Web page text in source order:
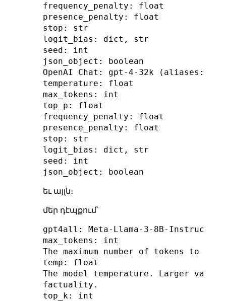
frequency_penalty: float
presence_penalty: float
stop: str
logit_bias: dict, str
seed: int
json_object: boolean
OpenAI Chat: gpt-4-32k (aliases: 4-
temperature: float
max_tokens: int
top_p: float
frequency_penalty: float
presence_penalty: float
stop: str
logit_bias: dict, str
seed: int
եւ այլն։
մեր դէպքում՝
gpt4all: Meta-Llama-3-8B-Instruct -
max_tokens: int
The maximum number of tokens to
temp: float
The model temperature. Larger
factuality.
top_k: int